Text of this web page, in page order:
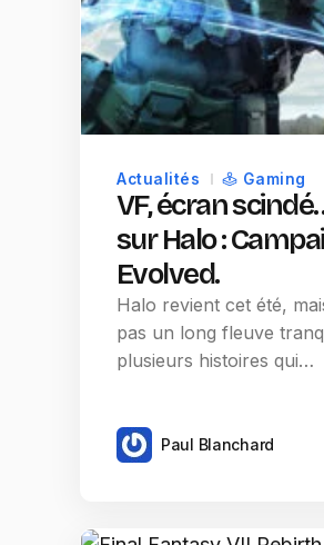
Actualités Gaming
VF, écran
sur Halo :
Evolved.
Halo revient cet été,
pas un long fleuve
plusieurs histoires qui…
Paul Blanchard